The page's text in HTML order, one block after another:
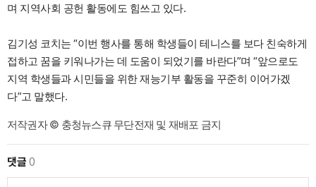
며 지역사회 공헌 활동에도 힘쓰고 있다.
김기성 코치는 “이번 행사를 통해 학생들이 테니스를 보다 친숙하게
접하고 꿈을 키워나가는 데 도움이 되었기를 바란다”며 “앞으로도
지역 학생들과 시민들을 위한 재능기부 활동을 꾸준히 이어가겠
다”고 말했다.
저작권자 © 충청뉴스큐 무단전재 및 재배포 금지
댓글0